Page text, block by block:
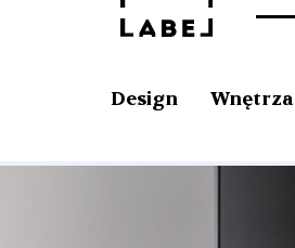
Design Wnętrza